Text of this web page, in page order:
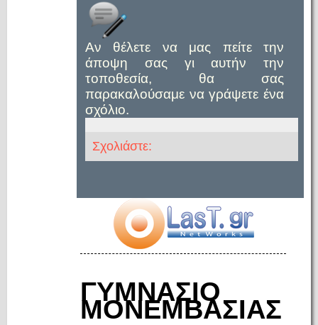
Αν θέλετε να μας πείτε την
άποψη σας γι αυτήν την
τοποθεσία, θα σας
παρακαλούσαμε να γράψετε ένα
σχόλιο.
Σχολιάστε:
ΓΥΜΝΑΣΙΟ
ΜΟΝΕΜΒΑΣΙΑΣ